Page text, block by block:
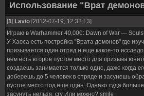
Использование "Врат
[1] Lavio [2012-07-19, 12:32:13]
Играю в Warhammer 40,000: Dawn of War —
У Хаоса есть постройка "Врата демонов" где
призывается один отряд и еще какое-то
нем есть второе пустое место для призыва
создаешь занимается только одно, даже когда
доберешь до 5 человек в отряде и засунешь
пустое место под еще один. Однако туда больше
засунуть нельзя. cry Или можно? smile